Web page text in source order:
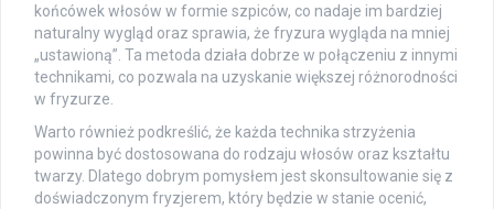
końcówek włosów w formie szpiców, co nadaje im bardziej
naturalny wygląd oraz sprawia, że fryzura wygląda na mniej
„ustawioną”. Ta metoda działa dobrze w połączeniu z innymi
technikami, co pozwala na uzyskanie większej różnorodności
w fryzurze.
Warto również podkreślić, że każda technika strzyżenia
powinna być dostosowana do rodzaju włosów oraz kształtu
twarzy. Dlatego dobrym pomysłem jest skonsultowanie się z
doświadczonym fryzjerem, który będzie w stanie ocenić,